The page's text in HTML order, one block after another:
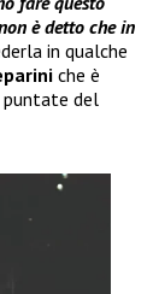
è detto che in
in qualche
che è
puntate del